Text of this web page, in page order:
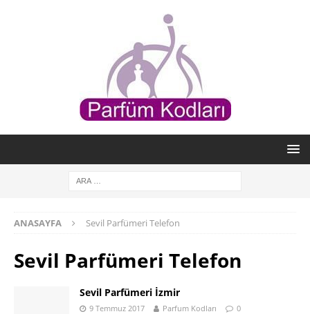
ANASAYFA Sevil Parfümeri Telefon
Sevil Parfümeri Telefon
Sevil Parfümeri İzmir
9 Temmuz 2017 Parfum Kodları 0